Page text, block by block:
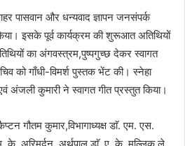
पासवान और धन्यवाद ज्ञापन जनसंपर्क
इसके पूर्व कार्यक्रम की शुरूआत अतिथियों
का अंगवस्त्रम,पुष्पगुच्छ देकर स्वागत
को गाँधी-विमर्श पुस्तक भेंट की। स्नेहा
अंजली कुमारी ने स्वागत गीत प्रस्तुत किया।
गौतम कुमार,विभागाध्यक्ष डाॅ. एम. एस.